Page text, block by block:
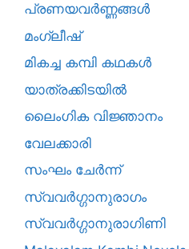
പ്രണയവർണ്ണങ്ങൾ
മംഗ്ലീഷ്
മികച്ച കമ്പി കഥകൾ
യാത്രക്കിടയില്‍
ലൈംഗിക വിജ്ഞാനം
വേലക്കാരി
സംഘം ചേർന്ന്
സ്വവർഗ്ഗാനുരാഗം
സ്വവർഗ്ഗാനുരാഗിണി